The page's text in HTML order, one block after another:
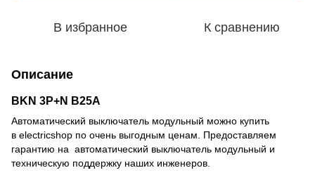
В избранное К сравнению
Описание
BKN 3P+N B25A
Автоматический выключатель модульный можно купить
в electricshop по очень выгодным ценам. Предоставляем
гарантию на автоматический выключатель модульный и
техническую поддержку наших инженеров.